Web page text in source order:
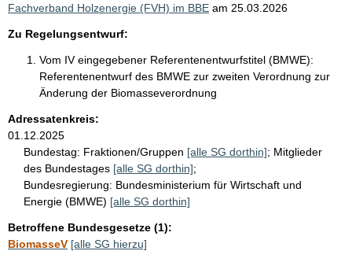
Fachverband Holzenergie (FVH) im BBE am 25.03.2026
Zu Regelungsentwurf:
Vom IV eingegebener Referentenentwurfstitel (BMWE):
Referentenentwurf des BMWE zur zweiten Verordnung zur
Änderung der Biomasseverordnung
Adressatenkreis:
01.12.2025
Bundestag: Fraktionen/Gruppen [alle SG dorthin]; Mitglieder
des Bundestages [alle SG dorthin];
Bundesregierung: Bundesministerium für Wirtschaft und
Energie (BMWE) [alle SG dorthin]
Betroffene Bundesgesetze (1):
BiomasseV [alle SG hierzu]